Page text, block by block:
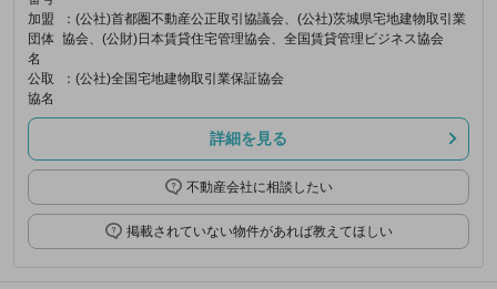
加盟
団体
名
：(公社)首都圏不動産公正取引協議会、(公社)茨城県宅地建物取引業
協会、(公財)日本賃貸住宅管理協会、全国賃貸管理ビジネス協会
公取
協名
：(公社)全国宅地建物取引業保証協会
詳細を見る
不動産会社に相談したい
掲載されていない物件があれば教えてほしい